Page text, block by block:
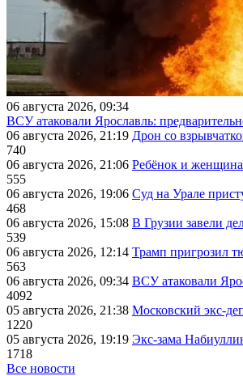
06 августа 2026, 09:34
ВСУ атаковали Ярославль:
06 августа 2026, 21:19 Дрон со
740
06 августа 2026, 21:06 Ребёнок и
555
06 августа 2026, 19:06 Суд на Урале
468
06 августа 2026, 15:08 В Грузии завели
539
06 августа 2026, 12:14 Трамп пригрозил
563
06 августа 2026, 09:34 ВСУ атаковали
4092
05 августа 2026, 21:38 Московский экс-
1220
05 августа 2026, 19:19 Экс-зама
1718
Все новости